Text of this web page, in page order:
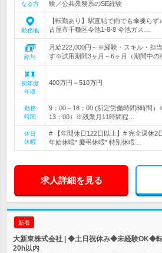
なる方 験／公共業務系のSE経験
勤務地
【転勤あり】駅直結で雨でも傘要ら
古屋市千種区今池1-8-8 今池ガス…
給与
月給222,000円～※経験・スキル・担
す※試用期間3ヶ月～6ヶ月（期間中の
初年度
年収
400万円～510万円
勤務
時間
9：00～18：00 (所定労働時間8時間
13：00）※残業月11時間程…
休日
休暇
# 【年間休日122日以上】# 完全週休2
年始休暇* 慶弔休暇* 特別休暇…
求人詳細を見る
新着
大新東株式会社 | ◆土日祝休み◆未経験OK◆
20h以内